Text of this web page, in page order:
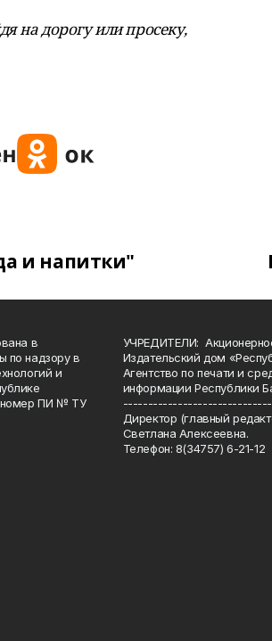
на дорогу или просеку,
и напитки"
в
по надзору в
и
номер ПИ № ТУ
УЧРЕДИТЕЛИ:
Издательский дом
Агентство по печати и
информации Республики
Директор (главный
Светлана Алексеевна.
Телефон: 8(34757) 6-21-12